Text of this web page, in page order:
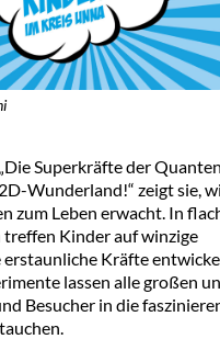
Superkräfte der
Wunderland!“ zeigt sie,
zum Leben erwacht. In
Kinder auf winzige
erstaunliche Kräfte
lassen alle großen
Besucher in die